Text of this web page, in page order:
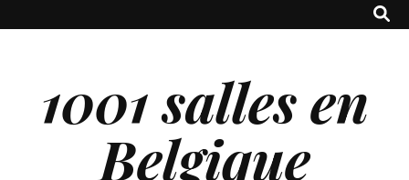
1001 salles en
Belgique